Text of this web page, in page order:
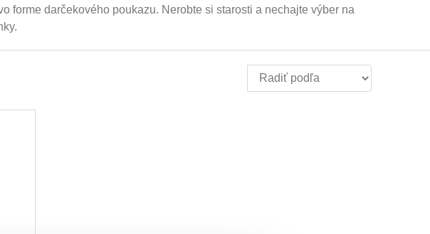
forme darčekového poukazu. Nerobte si starosti a nechajte výber na